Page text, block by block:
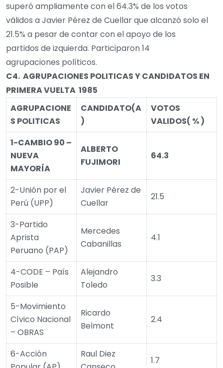
superó ampliamente con el 64.3% de los votos
válidos a Javier Pérez de Cuellar que alcanzó solo el
21.5% a pesar de contar con el apoyo de los
partidos de izquierda. Participaron 14
agrupaciones políticos.
C4. AGRUPACIONES POLITICAS Y CANDIDATOS EN
PRIMERA VUELTA 1985
AGRUPACIONE
S POLITICAS
CANDIDATO(A
)
VOTOS
VALIDOS( % )
1-CAMBIO 90 –
NUEVA
MAYORÍA
ALBERTO
FUJIMORI
64.3
2-Unión por el
Perú (UPP)
Javier Pérez de
Cuellar
21.5
3-Partido
Aprista
Peruano (PAP)
Mercedes
Cabanillas
4.1
4-CODE – País
Posible
Alejandro
Toledo
3.3
5-Movimiento
Cívico Nacional
– OBRAS
Ricardo
Belmont
2.4
6-Acción
Raul Diez
1.7